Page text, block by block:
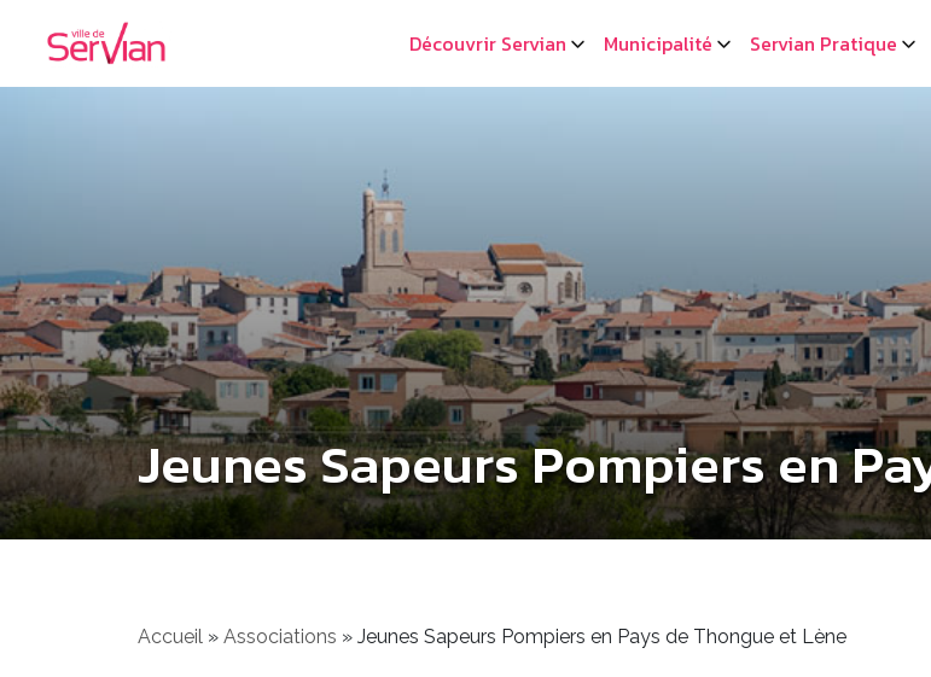
Découvrir Servian Municipalité Servian Pratique
Jeunes Sapeurs Pompiers en
Accueil » Associations » Jeunes Sapeurs Pompiers en Pays de Thongue et Lène